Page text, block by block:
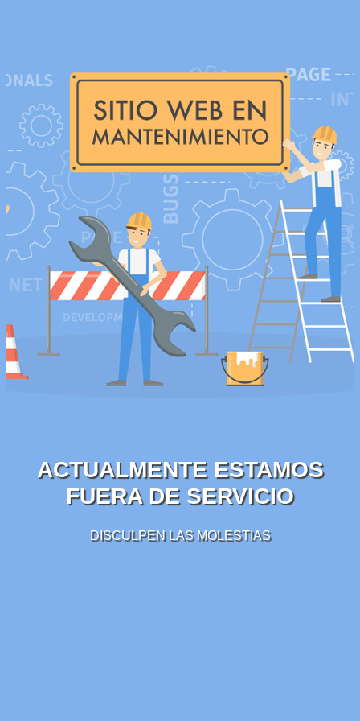
ACTUALMENTE ESTAMOS
FUERA DE SERVICIO
DISCULPEN LAS MOLESTIAS